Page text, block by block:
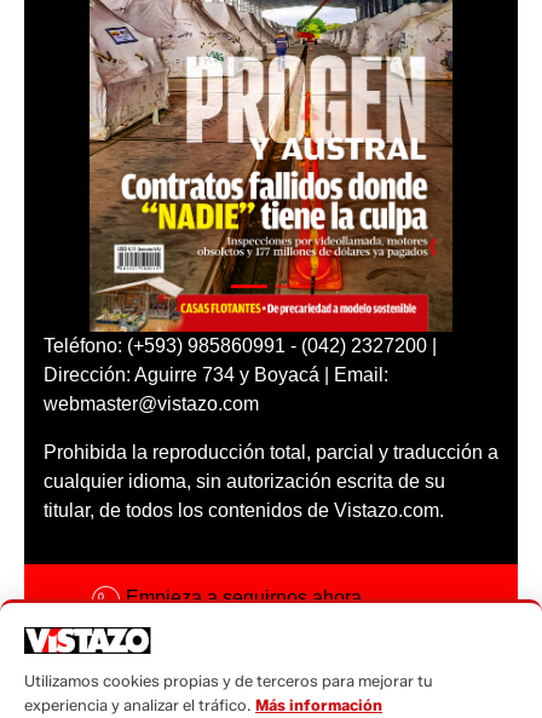
Teléfono: (+593) 985860991 - (042) 2327200 |
Dirección: Aguirre 734 y Boyacá | Email:
webmaster@vistazo.com
Prohibida la reproducción total, parcial y traducción a
cualquier idioma, sin autorización escrita de su
titular, de todos los contenidos de Vistazo.com.
Empieza a seguirnos ahora
Código ética
Utilizamos cookies propias y de terceros para mejorar tu
experiencia y analizar el tráfico. Más información